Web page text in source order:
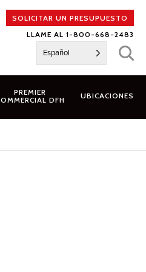
SOLICITAR UN PRESUPUESTO
LLAME AL 1-800-668-2483
Español
PREMIER
DFH
UBICACIONES